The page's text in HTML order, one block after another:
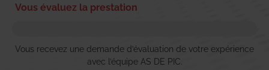
Vous évaluez la prestation
Vous recevez une demande d’évaluation de votre expérience
avec l’équipe AS DE PIC.